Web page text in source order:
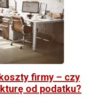
firmy – czy
od podatku?